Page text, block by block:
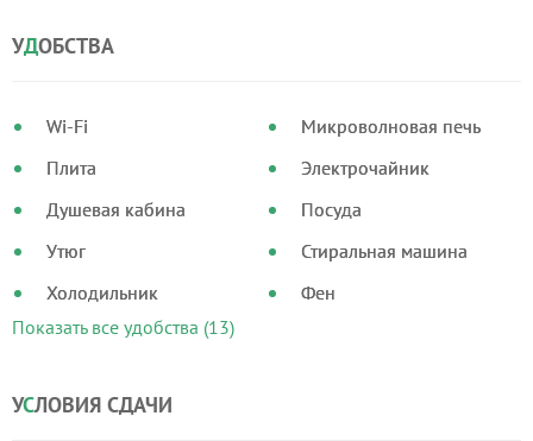
•Суперсовременная подсветка, дающая мягкий и тёплый
этой квартиры
УДОБСТВА
Wi-Fi
Плита
Душевая кабина
Утюг
Холодильник
Микроволновая печь
Электрочайник
Посуда
Стиральная машина
Фен
Показать все удобства (13)
УСЛОВИЯ СДАЧИ